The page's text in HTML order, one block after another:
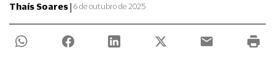
Thaís Soares| 6 de outubro de 2025